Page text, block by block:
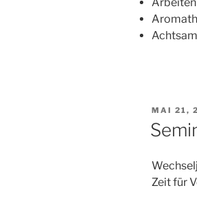
AM
MAI 21,
Zeit für